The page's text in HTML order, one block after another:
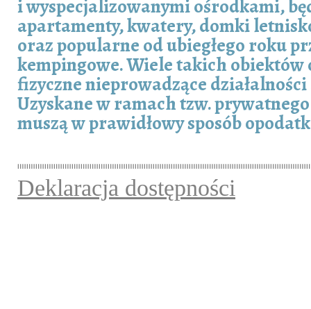
i wyspecjalizowanymi ośrodkami,
apartamenty, kwatery, domki
oraz popularne od ubiegłego roku
kempingowe. Wiele takich obiektów
fizyczne nieprowadzące
Uzyskane w ramach tzw.
muszą w prawidłowy sposób
Deklaracja dostępności